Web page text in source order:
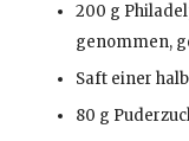
200 g
genommen,
Saft einer
80 g